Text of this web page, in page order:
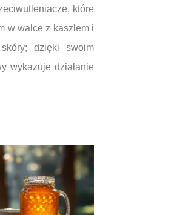
które
w walce z kaszlem i
dzięki swoim
wykazuje działanie